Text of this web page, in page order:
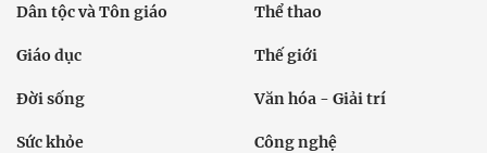
Dân tộc và Tôn giáo Thể thao
Giáo dục Thế giới
Đời sống Văn hóa - Giải trí
Sức khỏe Công nghệ